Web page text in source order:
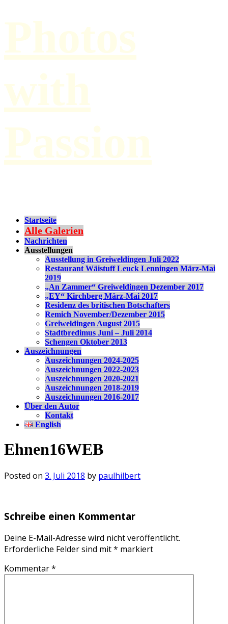
Photos
with
Passion
Startseite
Alle Galerien
Nachrichten
Ausstellungen
Ausstellung in Greiweldingen Juli 2022
Restaurant Wäistuff Leuck Lenningen März-Mai
2019
„An Zammer“ Greiweldingen Dezember 2017
„EY“ Kirchberg März-Mai 2017
Residenz des britischen Botschafters
Remich November/Dezember 2015
Greiweldingen August 2015
Stadtbredimus Juni – Juli 2014
Schengen Oktober 2013
Auszeichnungen
Auszeichnungen 2024-2025
Auszeichnungen 2022-2023
Auszeichnungen 2020-2021
Auszeichnungen 2018-2019
Auszeichnungen 2016-2017
Über den Autor
Kontakt
English
Ehnen16WEB
Posted on 3. Juli 2018 by paulhilbert
Schreibe einen Kommentar
Deine E-Mail-Adresse wird nicht veröffentlicht.
Erforderliche Felder sind mit* markiert
Kommentar*